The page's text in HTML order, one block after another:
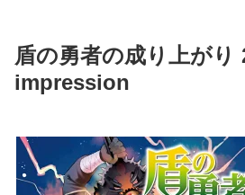
盾の勇者の成り上がり
impression